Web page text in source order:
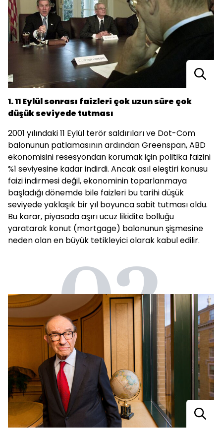
1. 11 Eylül sonrası faizleri çok uzun süre çok
düşük seviyede tutması
2001 yılındaki 11 Eylül terör saldırıları ve Dot-Com
balonunun patlamasının ardından Greenspan, ABD
ekonomisini resesyondan korumak için politika faizini
%1 seviyesine kadar indirdi. Ancak asıl eleştiri konusu
faizi indirmesi değil, ekonominin toparlanmaya
başladığı dönemde bile faizleri bu tarihi düşük
seviyede yaklaşık bir yıl boyunca sabit tutması oldu.
Bu karar, piyasada aşırı ucuz likidite bolluğu
yaratarak konut (mortgage) balonunun şişmesine
neden olan en büyük tetikleyici olarak kabul edilir.
02